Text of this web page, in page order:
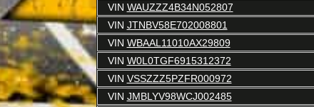
VIN WAUZZZ4B34N052807
VIN JTNBV58E702008801
VIN WBAAL11010AX29809
VIN W0L0TGF6915312372
VIN VSSZZZ5PZFR000972
VIN JMBLYV98WCJ002485